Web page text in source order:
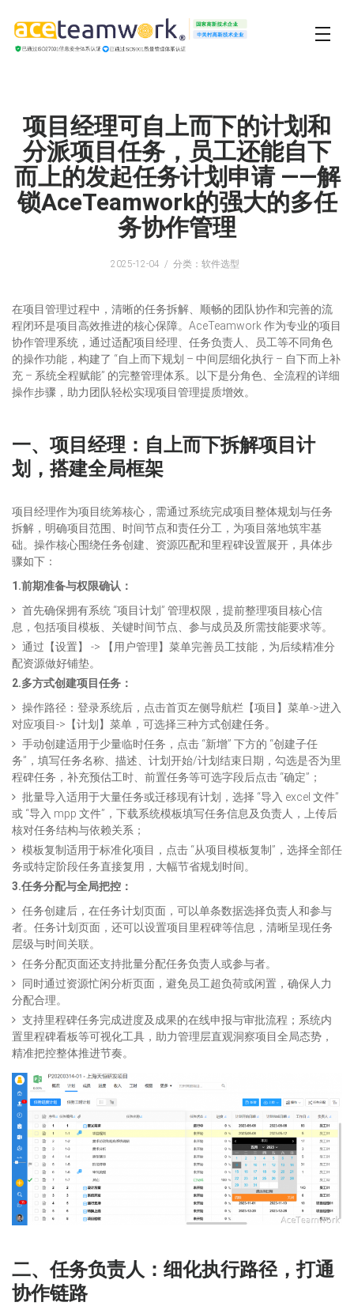
项目经理可自上而下的计划和
分派项目任务，员工还能自下
而上的发起任务计划申请 ——解
锁AceTeamwork的强大的多任
务协作管理
2025-12-04 分类：软件选型
在项目管理过程中，清晰的任务拆解、顺畅的团队协作和完善的流
程闭环是项目高效推进的核心保障。AceTeamwork 作为专业的项目
协作管理系统，通过适配项目经理、任务负责人、员工等不同角色
的操作功能，构建了 “自上而下规划 – 中间层细化执行 – 自下而上补
充 – 系统全程赋能” 的完整管理体系。以下是分角色、全流程的详细
操作步骤，助力团队轻松实现项目管理提质增效。
一、项目经理：自上而下拆解项目计
划，搭建全局框架
项目经理作为项目统筹核心，需通过系统完成项目整体规划与任务
拆解，明确项目范围、时间节点和责任分工，为项目落地筑牢基
础。操作核心围绕任务创建、资源匹配和里程碑设置展开，具体步
骤如下：
1.前期准备与权限确认：
首先确保拥有系统 “项目计划” 管理权限，提前整理项目核心信
息，包括项目模板、关键时间节点、参与成员及所需技能要求等。
通过【设置】 -> 【用户管理】菜单完善员工技能，为后续精准分
配资源做好铺垫。
2.多方式创建项目任务：
操作路径：登录系统后，点击首页左侧导航栏【项目】菜单->进入
对应项目->【计划】菜单，可选择三种方式创建任务。
手动创建适用于少量临时任务，点击 “新增” 下方的 “创建子任
务”，填写任务名称、描述、计划开始/计划结束日期，勾选是否为里
程碑任务，补充预估工时、前置任务等可选字段后点击 “确定”；
批量导入适用于大量任务或迁移现有计划，选择 “导入 excel 文件”
或 “导入 mpp 文件”，下载系统模板填写任务信息及负责人，上传后
核对任务结构与依赖关系；
模板复制适用于标准化项目，点击 “从项目模板复制”，选择全部任
务或特定阶段任务直接复用，大幅节省规划时间。​
3.任务分配与全局把控：
任务创建后，在任务计划页面，可以单条数据选择负责人和参与
者。任务计划页面，还可以设置项目里程碑等信息，清晰呈现任务
层级与时间关联。
任务分配页面还支持批量分配任务负责人或参与者。
同时通过资源忙闲分析页面，避免员工超负荷或闲置，确保人力
分配合理。
支持里程碑任务完成进度及成果的在线申报与审批流程；系统内
置里程碑看板等可视化工具，助力管理层直观洞察项目全局态势，
精准把控整体推进节奏。
二、任务负责人：细化执行路径，打通
协作链路